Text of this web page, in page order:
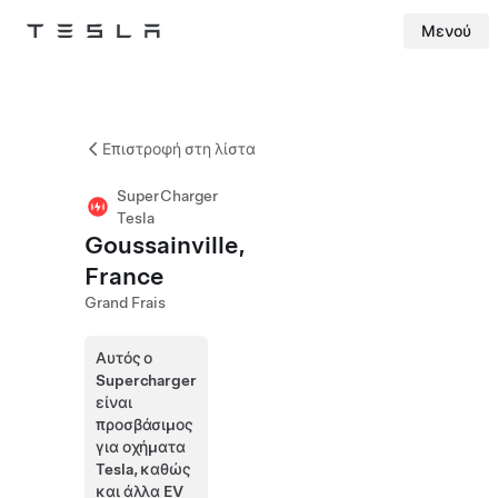
Tesla Μενού
Επιστροφή στη λίστα
SuperCharger
Tesla
Goussainville,
France
Grand Frais
Αυτός ο
Supercharger
είναι
προσβάσιμος
για οχήματα
Tesla, καθώς
και άλλα EV